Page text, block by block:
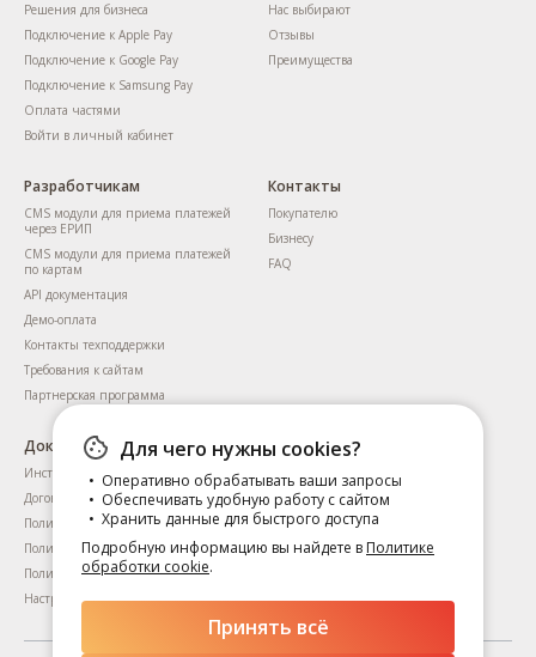
Решения для бизнеса
Подключение к Apple Pay
Подключение к Google Pay
Подключение к Samsung Pay
Оплата частями
Войти в личный кабинет
Нас выбирают
Отзывы
Преимущества
Разработчикам
CMS модули для приема платежей
через ЕРИП
CMS модули для приема платежей
по картам
API документация
Демо-оплата
Контакты техподдержки
Требования к сайтам
Партнерская программа
Контакты
Покупателю
Бизнесу
FAQ
Документы
Инструкция для пользователей
Договоры
Политика приватности
Политика обработки cookie
Политика приватности сервиса KYC
Настройка файлов cookie
Для чего нужны cookies?
Оперативно обрабатывать ваши запросы
Обеспечивать удобную работу с сайтом
Хранить данные для быстрого доступа
Подробную информацию вы найдете в Политике
обработки cookie.
Принять всё